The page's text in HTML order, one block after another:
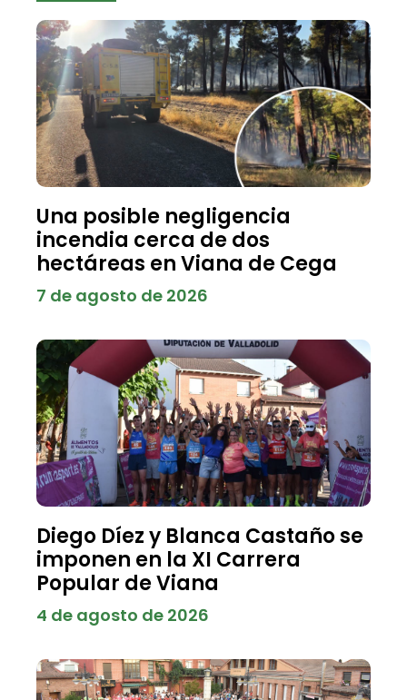
Una posible negligencia
incendia cerca de dos
hectáreas en Viana de Cega
7 de agosto de 2026
Diego Díez y Blanca Castaño se
imponen en la XI Carrera
Popular de Viana
4 de agosto de 2026